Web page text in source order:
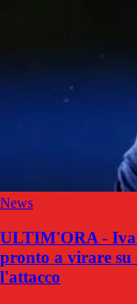
News
ULTIM'ORA -
pronto a virare su
l'attacco